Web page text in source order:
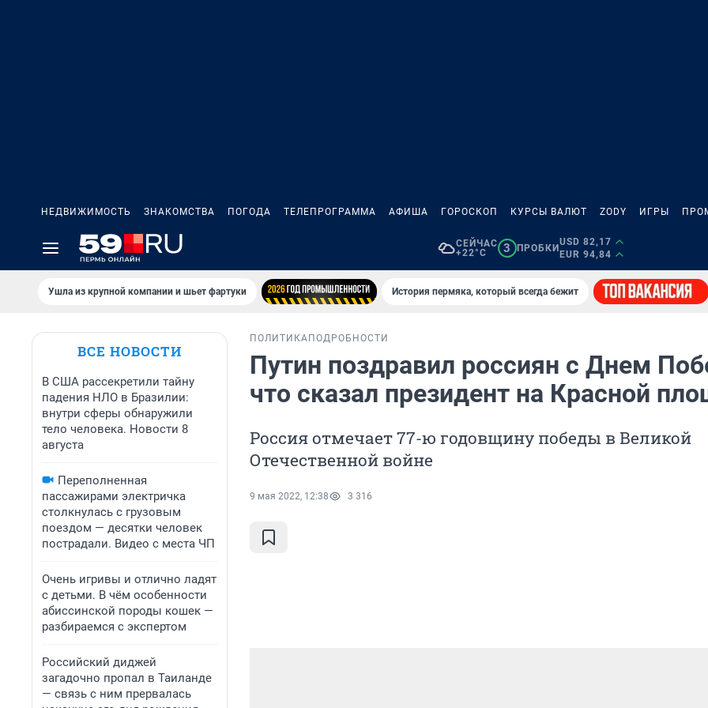
НЕДВИЖИМОСТЬ ЗНАКОМСТВА ПОГОДА ТЕЛЕПРОГРАММА АФИША ГОРОСКОП КУРСЫ ВАЛЮТ ZODY ИГРЫ
СЕЙЧАС
+22°C
3 ПРОБКИ
USD 82,17
EUR 94,84
Ушла из крупной компании и шьет фартуки История пермяка, который всегда бежит
ВСЕ НОВОСТИ
В США рассекретили тайну
падения НЛО в Бразилии:
внутри сферы обнаружили
тело человека. Новости 8
августа
Переполненная
пассажирами электричка
столкнулась с грузовым
поездом — десятки человек
пострадали. Видео с места ЧП
Очень игривы и отлично ладят
с детьми. В чём особенности
абиссинской породы кошек —
разбираемся с экспертом
Российский диджей
загадочно пропал в Таиланде
— связь с ним прервалась
ПОЛИТИКА ПОДРОБНОСТИ
Путин поздравил россиян с Днем
что сказал президент на Красной
Россия отмечает 77-ю годовщину победы в Великой
Отечественной войне
9 мая 2022, 12:38 3 316